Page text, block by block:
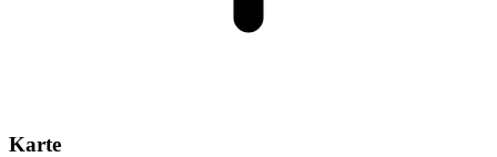
Karte